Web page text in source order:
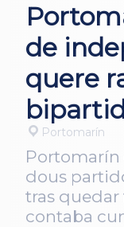
de
quere
Portomarín
Portomarín
dous
tras quedar
contaba